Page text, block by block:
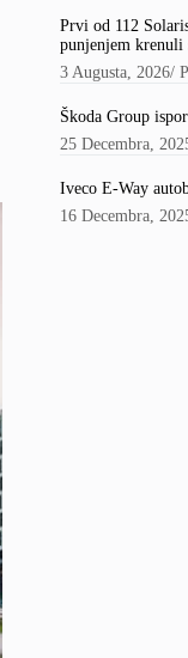
Prvi od 112
punjenjem
3 Augusta, 2026/
Škoda Group
25 Decembra,
Iveco E-Way
16 Decembra,